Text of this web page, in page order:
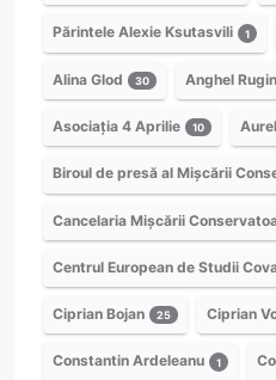
Părintele Alexie Ksutasvili 1
Alina Glod 30 Anghel
Asociația 4 Aprilie 10
Biroul de presă al Mișcării
Cancelaria Mișcării
Centrul European de Studii
Ciprian Bojan 25 Ciprian
Constantin Ardeleanu 1